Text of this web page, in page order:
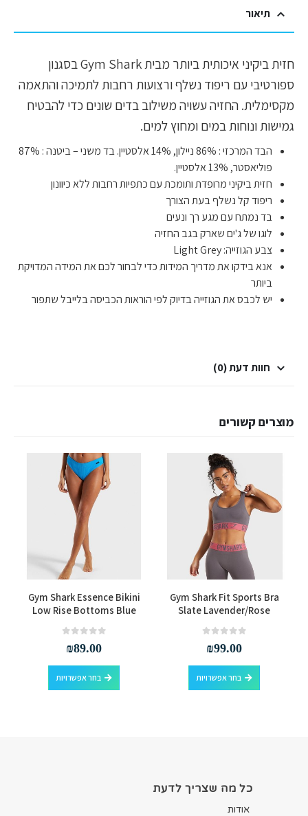
תיאור
חזית ביקיני איכותית ביותר מבית Gym Shark בסגנון
ספורטיבי עם ריפוד נשלף ורצועות רחבות לתמיכה והתאמה
מקסימלית. החזיה עשויה משילוב בדים שונים כדי להבטיח
גמישות ונוחות במים ומחוץ למים.
הבד המרכזי : 86% ניילון, 14% אלסטיין. בד משני – ביטנה : 87%
פוליאסטר, 13% אלסטיין.
חזית ביקיני מרופדת ותומכת עם כתפיות רחבות ללא כיוונון
ריפוד קל נשלף בעת הצורך
בד נמתח עם מגע רך ונעים
לוגו של ג'ים שארק בגב החזיה
צבע הגוזייה: Light Grey
אנא בידקו את מדריך המידות כדי לבחור לכם את המידה המדויקת
ביותר
יש לכבס את הגוזייה בדיוק לפי הוראות הכביסה בלייבל שתפור
חוות דעת (0)
מוצרים קשורים
למוצר זה יש מספר סוגים. ניתן לבחור את האפשרויות בעמוד המוצר
Gym Shark Fit Sports Bra
Slate Lavender/Rose
₪99.00
בחר אפשרויות
למוצר זה יש מספר סוגים. ניתן לבחור את האפשרויות בעמוד המוצר
למוצר זה יש מספר סוגים. ניתן לבחור את האפשרויות בעמוד המוצר
Gym Shark Essence Bikini
Low Rise Bottoms Blue
₪89.00
בחר אפשרויות
למוצר זה יש מספר סוגים. ניתן לבחור את האפשרויות בעמוד המוצר
כל מה שצריך לדעת
אודות